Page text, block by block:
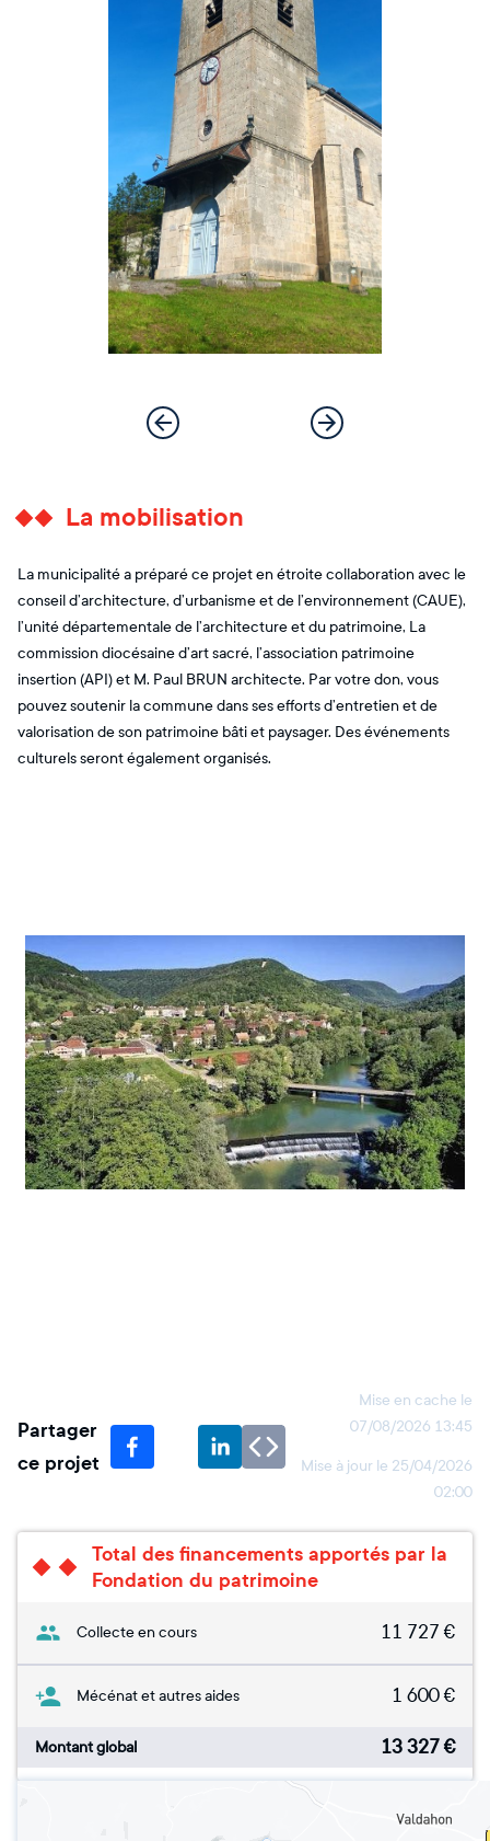
La mobilisation
La municipalité a préparé ce projet en étroite collaboration avec le
conseil d’architecture, d’urbanisme et de l’environnement (CAUE),
l’unité départementale de l’architecture et du patrimoine, La
commission diocésaine d’art sacré, l’association patrimoine
insertion (API) et M. Paul BRUN architecte. Par votre don, vous
pouvez soutenir la commune dans ses efforts d’entretien et de
valorisation de son patrimoine bâti et paysager. Des événements
culturels seront également organisés.
Partager
ce projet
Mise en cache le
07/08/2026 13:45
Mise à jour le 25/04/2026
02:00
Total des financements apportés par la
Fondation du patrimoine
Collecte en cours 11 727 €
Mécénat et autres aides 1 600€
Montant global 13 327€